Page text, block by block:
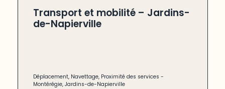
Transport et mobilité – Jardins-
de-Napierville
Déplacement, Navettage, Proximité des services -
Montérégie,Jardins-de-Napierville